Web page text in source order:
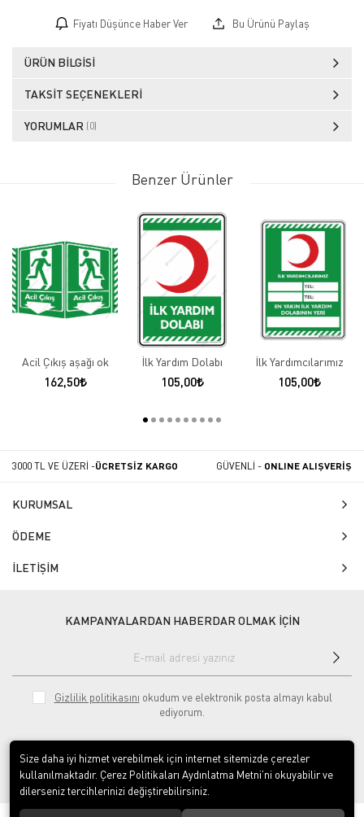
Fiyatı Düşünce Haber Ver Bu Ürünü Paylaş
ÜRÜN BILGISI
TAKSIT SEÇENEKLERI
YORUMLAR (0)
Benzer Ürünler
Acil Çıkış aşağı ok
162,50
İlk Yardım Dolabı
105,00
İlk Yardımcılarımız
105,00
3000 TL VE ÜZERİ -ÜCRETSİZ KARGO GÜVENLİ - ONLINE ALIŞVERİŞ
KURUMSAL
ÖDEME
İLETİŞİM
KAMPANYALARDAN HABERDAR OLMAK İÇİN
Gizlilik politikasını okudum ve elektronik posta almayı kabul
ediyorum.
Size daha iyi hizmet verebilmek için internet sitemizde çerezler
kullanılmaktadır. Çerez Politikaları Aydınlatma Metni’ni okuyabilir ve
dilerseniz tercihlerinizi değiştirebilirsiniz.